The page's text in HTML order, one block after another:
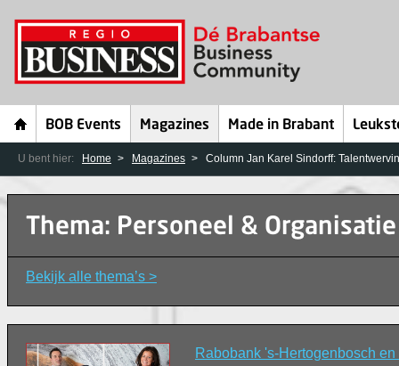
BOB Events Magazines Made in Brabant
U bent hier: Home Magazines Column Jan Karel Sindorff:
Thema: Personeel & Organisatie
Bekijk alle thema’s >
Rabobank 's-Hertogenbosch